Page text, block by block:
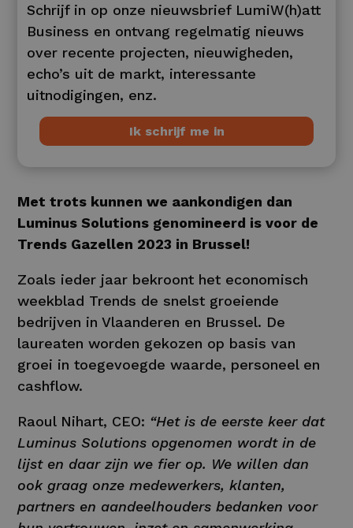
Schrijf in op onze nieuwsbrief LumiW(h)att
Business en ontvang regelmatig nieuws
over recente projecten, nieuwigheden,
echo’s uit de markt, interessante
uitnodigingen, enz.
Ik schrijf me in
Met trots kunnen we aankondigen dan
Luminus Solutions genomineerd is voor de
Trends Gazellen 2023 in Brussel!
Zoals ieder jaar bekroont het economisch
weekblad Trends de snelst groeiende
bedrijven in Vlaanderen en Brussel. De
laureaten worden gekozen op basis van
groei in toegevoegde waarde, personeel en
cashflow.
Raoul Nihart, CEO: “Het is de eerste keer dat
Luminus Solutions opgenomen wordt in de
lijst en daar zijn we fier op. We willen dan
ook graag onze medewerkers, klanten,
partners en aandeelhouders bedanken voor